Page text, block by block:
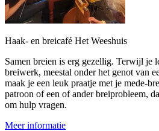
Haak- en breicafé Het Weeshuis
Samen breien is erg gezellig. Terwijl je
breiwerk, meestal onder het genot van
maak je een leuk praatje met je mede-
patroon of een of ander breiprobleem,
om hulp vragen.
Meer informatie